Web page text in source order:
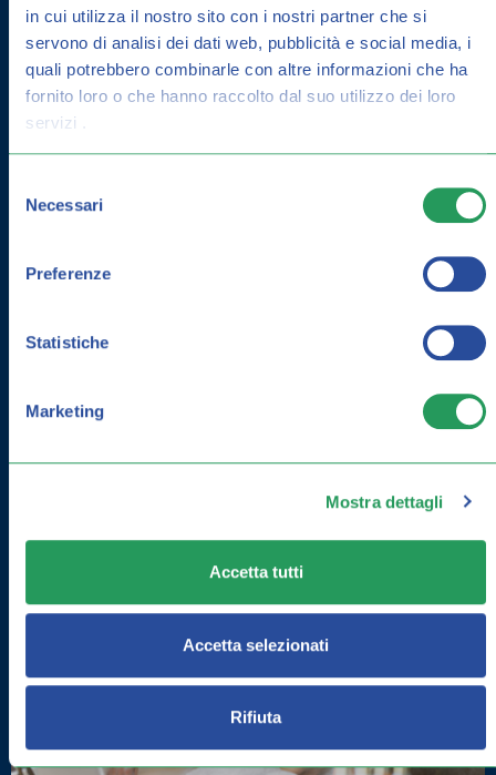
in cui utilizza il nostro sito con i nostri partner che si
servono di analisi dei dati web, pubblicità e social media, i
quali potrebbero combinarle con altre informazioni che ha
fornito loro o che hanno raccolto dal suo utilizzo dei loro
servizi .
delNecessari
Preferenze
Statistiche
Marketing
Mostra dettagli
Accetta tutti
Accetta selezionati
Rifiuta
L’INVERNO E LA STAGIONE FREDDA